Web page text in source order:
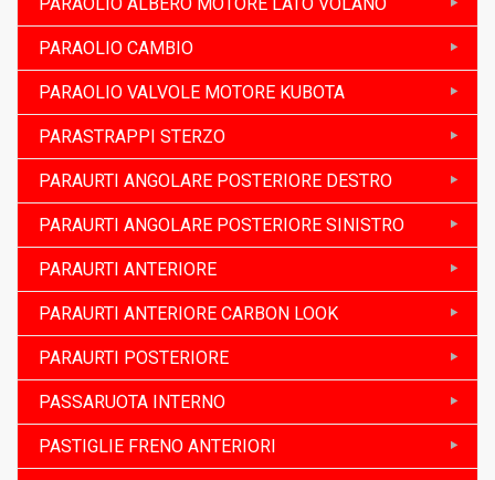
PARAOLIO CAMBIO
PARAOLIO VALVOLE MOTORE KUBOTA
PARASTRAPPI STERZO
PARAURTI ANGOLARE POSTERIORE DESTRO
PARAURTI ANGOLARE POSTERIORE SINISTRO
PARAURTI ANTERIORE
PARAURTI ANTERIORE CARBON LOOK
PARAURTI POSTERIORE
PASSARUOTA INTERNO
PASTIGLIE FRENO ANTERIORI